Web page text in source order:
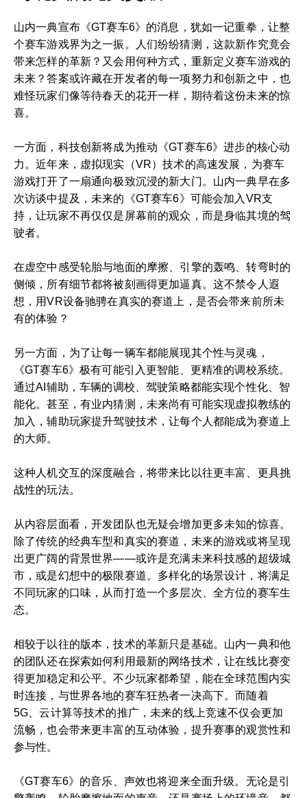
山内一典宣布《GT赛车6》的消息，犹如一记重拳，让整
个赛车游戏界为之一振。人们纷纷猜测，这款新作究竟会
带来怎样的革新？又会用何种方式，重新定义赛车游戏的
未来？答案或许藏在开发者的每一项努力和创新之中，也
难怪玩家们像等待春天的花开一样，期待着这份未来的惊
喜。
一方面，科技创新将成为推动《GT赛车6》进步的核心动
力。近年来，虚拟现实（VR）技术的高速发展，为赛车
游戏打开了一扇通向极致沉浸的新大门。山内一典早在多
次访谈中提及，未来的《GT赛车6》可能会加入VR支
持，让玩家不再仅仅是屏幕前的观众，而是身临其境的驾
驶者。
在虚空中感受轮胎与地面的摩擦、引擎的轰鸣、转弯时的
侧倾，所有细节都将被刻画得更加逼真。这不禁令人遐
想，用VR设备驰骋在真实的赛道上，是否会带来前所未
有的体验？
另一方面，为了让每一辆车都能展现其个性与灵魂，
《GT赛车6》极有可能引入更智能、更精准的调校系统。
通过AI辅助，车辆的调校、驾驶策略都能实现个性化、智
能化。甚至，有业内猜测，未来尚有可能实现虚拟教练的
加入，辅助玩家提升驾驶技术，让每个人都能成为赛道上
的大师。
这种人机交互的深度融合，将带来比以往更丰富、更具挑
战性的玩法。
从内容层面看，开发团队也无疑会增加更多未知的惊喜。
除了传统的经典车型和真实的赛道，未来的游戏或将呈现
出更广阔的背景世界——或许是充满未来科技感的超级城
市，或是幻想中的极限赛道。多样化的场景设计，将满足
不同玩家的口味，从而打造一个多层次、全方位的赛车生
态。
相较于以往的版本，技术的革新只是基础。山内一典和他
的团队还在探索如何利用最新的网络技术，让在线比赛变
得更加稳定和公平。不少玩家都希望，能在全球范围内实
时连接，与世界各地的赛车狂热者一决高下。而随着
5G、云计算等技术的推广，未来的线上竞速不仅会更加
流畅，也会带来更丰富的互动体验，提升赛事的观赏性和
参与性。
《GT赛车6》的音乐、声效也将迎来全面升级。无论是引